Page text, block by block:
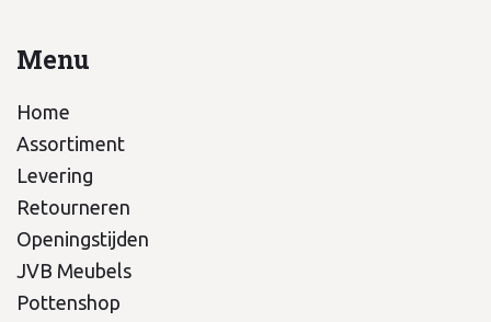
Menu
Home
Assortiment
Levering
Retourneren
Openingstijden
JVB Meubels
Pottenshop